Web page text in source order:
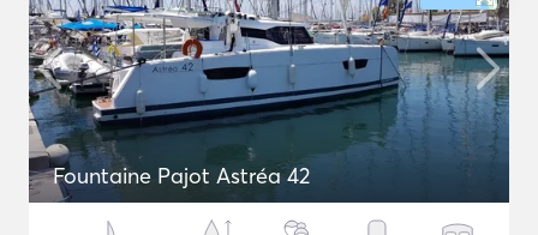
Fountaine Pajot Astréa 42